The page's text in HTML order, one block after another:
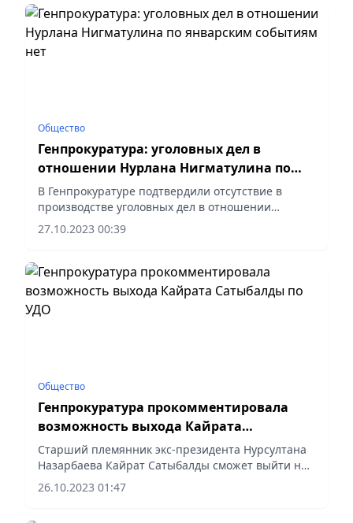
Общество
Генпрокуратура: уголовных дел в
отношении Нурлана Нигматулина по
январским событиям нет
В Генпрокуратуре подтвердили отсутствие в
производстве уголовных дел в отношении
Нурлана Нигматулина по Кантару, сообщает
Zakon.kz.
27.10.2023 00:39
Общество
Генпрокуратура прокомментировала
возможность выхода Кайрата
Сатыбалды по УДО
Старший племянник экс-президента Нурсултана
Назарбаева Кайрат Сатыбалды сможет выйти на
свободу по условно-досрочному освобождению
после того, как отбудет треть своего срока. О
26.10.2023 01:47